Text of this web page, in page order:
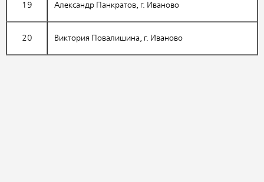
19 Александр Панкратов, г. Иваново
20 Виктория Повалишина, г. Иваново